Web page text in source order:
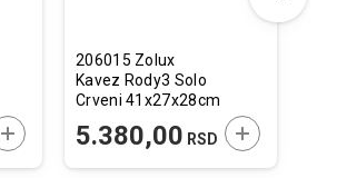
DODAJTE U KORPU
206015 Zolux
Kavez Rody3 Solo
Crveni 41x27x28cm
5.380,00 RSD DODAJTE U